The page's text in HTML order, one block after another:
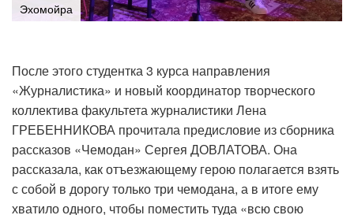
Эхомойра
После этого студентка 3 курса направления
«Журналистика» и новый координатор творческого
коллектива факультета журналистики Лена
ГРЕБЕННИКОВА прочитала предисловие из сборника
рассказов «Чемодан» Сергея ДОВЛАТОВА. Она
рассказала, как отъезжающему герою полагается взять
с собой в дорогу только три чемодана, а в итоге ему
хватило одного, чтобы поместить туда «всю свою